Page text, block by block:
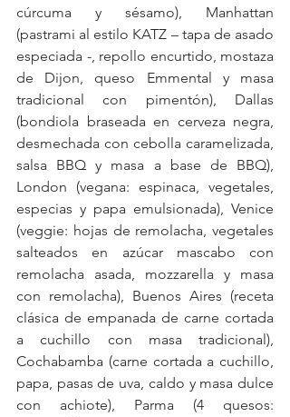
cúrcuma y sésamo), Manhattan
(pastrami al estilo KATZ – tapa de asado
especiada -, repollo encurtido, mostaza
de Dijon, queso Emmental y masa
tradicional con pimentón), Dallas
(bondiola braseada en cerveza negra,
desmechada con cebolla caramelizada,
salsa BBQ y masa a base de BBQ),
London (vegana: espinaca, vegetales,
especias y papa emulsionada), Venice
(veggie: hojas de remolacha, vegetales
salteados en azúcar mascabo con
remolacha asada, mozzarella y masa
con remolacha), Buenos Aires (receta
clásica de empanada de carne cortada
a cuchillo con masa tradicional),
Cochabamba (carne cortada a cuchillo,
papa, pasas de uva, caldo y masa dulce
con achiote), Parma (4 quesos: